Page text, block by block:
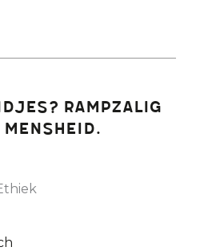
Rampzalig